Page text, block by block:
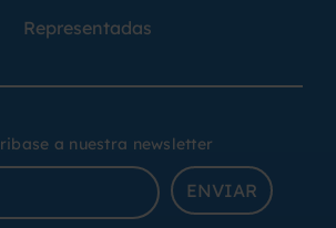
Representadas
a nuestra newsletter
ENVIAR